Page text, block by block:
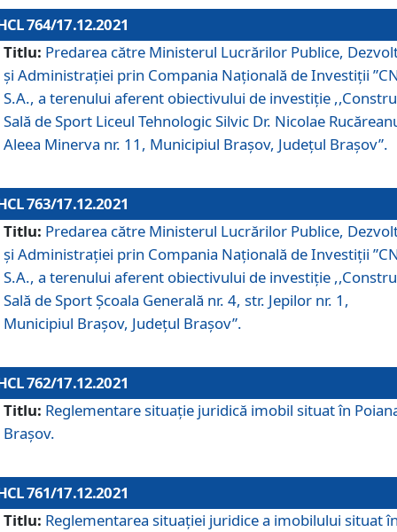
764/17.12.2021
Titlu: Predarea către Ministerul Lucrărilor Publice,
și Administrației prin Compania Naţională de Investiţii
S.A., a terenului aferent obiectivului de investiţie
Sală de Sport Liceul Tehnologic Silvic Dr. Nicolae
Aleea Minerva nr. 11, Municipiul Brașov, Județul Brașov”.
763/17.12.2021
Titlu: Predarea către Ministerul Lucrărilor Publice,
și Administrației prin Compania Naţională de Investiţii
S.A., a terenului aferent obiectivului de investiție
Sală de Sport Școala Generală nr. 4, str. Jepilor nr. 1,
Municipiul Brașov, Județul Brașov”.
762/17.12.2021
Titlu: Reglementare situație juridică imobil situat în
Brașov.
761/17.12.2021
Titlu: Reglementarea situației juridice a imobilului situat